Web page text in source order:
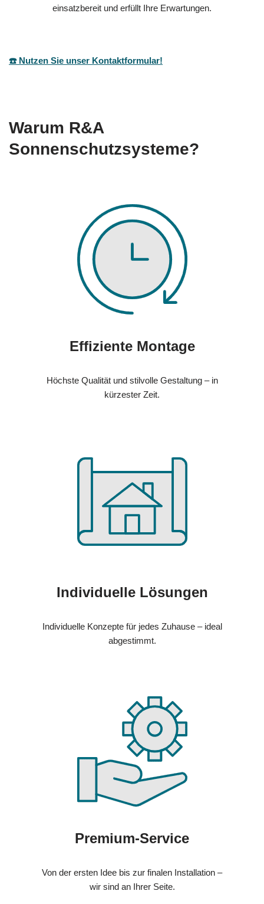
einsatzbereit und erfüllt Ihre Erwartungen.
☎️ Nutzen Sie unser Kontaktformular!
Warum R&A
Sonnenschutzsysteme?
Effiziente Montage
Höchste Qualität und stilvolle Gestaltung – in
kürzester Zeit.
Individuelle Lösungen
Individuelle Konzepte für jedes Zuhause – ideal
abgestimmt.
Premium-Service
Von der ersten Idee bis zur finalen Installation –
wir sind an Ihrer Seite.